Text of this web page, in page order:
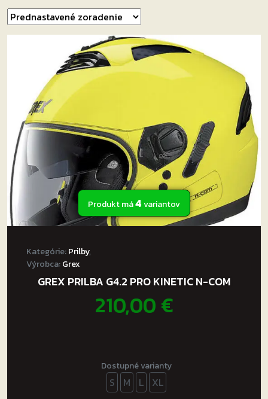
Produkt má4variantov
Kategórie:Prilby,
Výrobca:Grex
GREX PRILBA G4.2 PRO KINETIC N-COM
210,00€
Dostupné varianty
S M L XL